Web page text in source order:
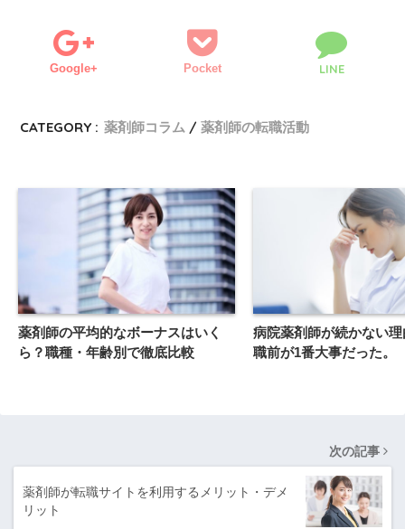
Google+ Pocket LINE
CATEGORY : 薬剤師コラム 薬剤師の転職活動
薬剤師の平均的なボーナスはいく
ら？職種・年齢別で徹底比較
病院薬剤師が続かない
職前が1番大事だった。
次の記事
薬剤師が転職サイトを利用するメリット・デメ
リット